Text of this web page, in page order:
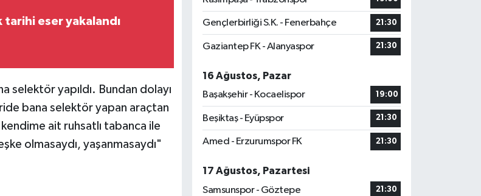
eser yakalandı
selektör yapıldı. Bundan dolayı
bana selektör yapan araçtan
ait ruhsatlı tabanca ile
olmasaydı, yaşanmasaydı"
Gençlerbirliği S.K. - Fenerbahçe 21:30
Gaziantep FK - Alanyaspor 21:30
16 Ağustos, Pazar
Başakşehir - Kocaelispor
19:00
Beşiktaş - Eyüpspor 21:30
Amed - Erzurumspor FK 21:30
17 Ağustos, Pazartesi
Samsunspor - Göztepe
21:30